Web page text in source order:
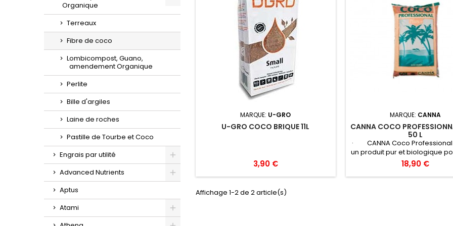
Organique
Terreaux
Fibre de coco
Lombicompost, Guano,
amendement Organique
Perlite
Bille d'argiles
Laine de roches
Pastille de Tourbe et Coco
Engrais par utilité
Advanced Nutrients
Aptus
Atami
MARQUE: U-GRO
U-GRO COCO BRIQUE 11L
3,90 €
MARQUE: CANNA
CANNA COCO
50 L
· CANNA Coco Professional
un produit pur et biologique
une structure homogène ; ce
un effet tampon et élimine
effets secondaires de la
18,90 €
Affichage 1-2 de 2 article(s)